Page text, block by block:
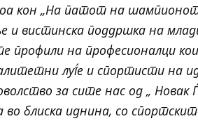
кон „На патот на
и вистинска поддршка на
профили на професионалци
луѓе и спортисти на
за сите нас од „ Новак
во блиска иднина, со